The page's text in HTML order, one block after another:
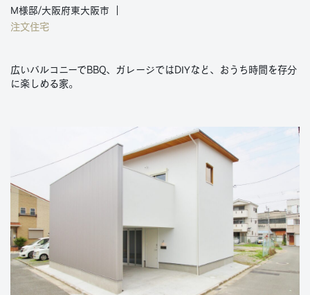
M様邸/大阪府東大阪市
注文住宅
広いバルコニーでBBQ、ガレージではDIYなど、おうち時間を存分
に楽しめる家。